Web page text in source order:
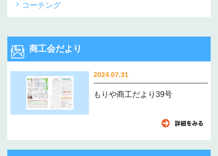
コーチング
商工会だより
2024.07.31
もりや商工だより39号